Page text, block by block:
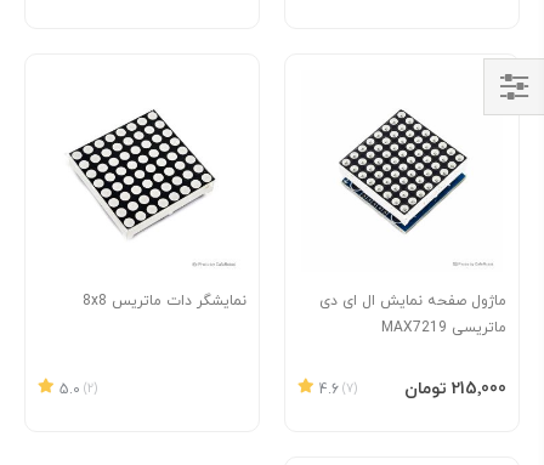
ماژول صفحه نمایش ال ای دی
ماتریسی MAX7219
4.6 (7) ‎215٬000 تومان
افزودن به سبد
نمایشگر دات ماتریس 8x8
5.0 (2)
Shop